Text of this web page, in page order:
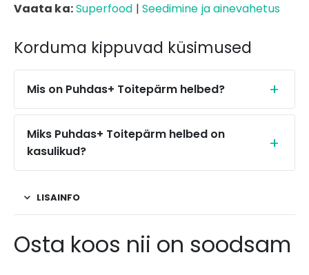
Vaata ka:Superfood | Seedimine ja ainevahetus
Korduma kippuvad küsimused
Mis on Puhdas+ Toitepärm helbed?
Miks Puhdas+ Toitepärm helbed on
kasulikud?
LISAINFO
Osta koos nii on soodsam